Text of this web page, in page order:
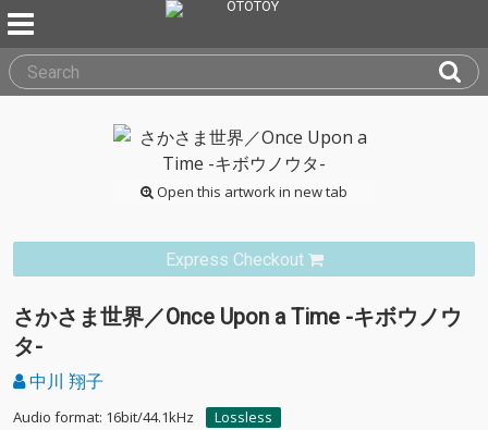
Open this artwork in new tab
Express Checkout
さかさま世界／Once Upon a Time -キボウノウ
タ-
中川 翔子
Audio format: 16bit/44.1kHz
Lossless